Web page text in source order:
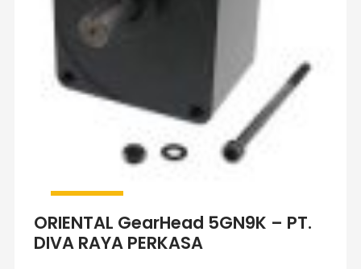
ORIENTAL GearHead 5GN9K – PT.
DIVA RAYA PERKASA